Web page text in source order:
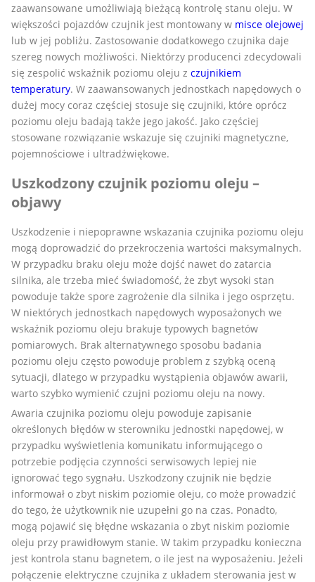
zaawansowane umożliwiają bieżącą kontrolę stanu oleju. W
większości pojazdów czujnik jest montowany w misce olejowej
lub w jej pobliżu. Zastosowanie dodatkowego czujnika daje
szereg nowych możliwości. Niektórzy producenci zdecydowali
się zespolić wskaźnik poziomu oleju z czujnikiem
temperatury. W zaawansowanych jednostkach napędowych o
dużej mocy coraz częściej stosuje się czujniki, które oprócz
poziomu oleju badają także jego jakość. Jako częściej
stosowane rozwiązanie wskazuje się czujniki magnetyczne,
pojemnościowe i ultradźwiękowe.
Uszkodzony czujnik poziomu oleju –
objawy
Uszkodzenie i niepoprawne wskazania czujnika poziomu oleju
mogą doprowadzić do przekroczenia wartości maksymalnych.
W przypadku braku oleju może dojść nawet do zatarcia
silnika, ale trzeba mieć świadomość, że zbyt wysoki stan
powoduje także spore zagrożenie dla silnika i jego osprzętu.
W niektórych jednostkach napędowych wyposażonych we
wskaźnik poziomu oleju brakuje typowych bagnetów
pomiarowych. Brak alternatywnego sposobu badania
poziomu oleju często powoduje problem z szybką oceną
sytuacji, dlatego w przypadku wystąpienia objawów awarii,
warto szybko wymienić czujni poziomu oleju na nowy.
Awaria czujnika poziomu oleju powoduje zapisanie
określonych błędów w sterowniku jednostki napędowej, w
przypadku wyświetlenia komunikatu informującego o
potrzebie podjęcia czynności serwisowych lepiej nie
ignorować tego sygnału. Uszkodzony czujnik nie będzie
informował o zbyt niskim poziomie oleju, co może prowadzić
do tego, że użytkownik nie uzupełni go na czas. Ponadto,
mogą pojawić się błędne wskazania o zbyt niskim poziomie
oleju przy prawidłowym stanie. W takim przypadku konieczna
jest kontrola stanu bagnetem, o ile jest na wyposażeniu. Jeżeli
połączenie elektryczne czujnika z układem sterowania jest w